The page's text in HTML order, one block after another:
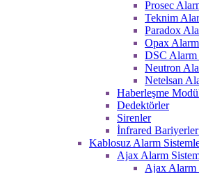
Prosec
Teknim
Paradox
Opax
DSC Alarm
Neutron
Netelsan
Haberleşme
Dedektörler
Sirenler
İnfrared
Kablosuz Alarm
Ajax Alarm
Ajax Alarm